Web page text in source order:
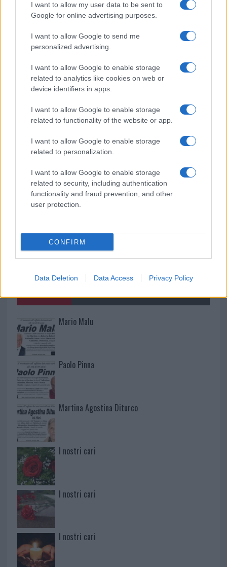
I want to allow my user data to be sent to
Google for online advertising purposes.
I want to allow Google to send me
personalized advertising.
I want to allow Google to enable storage
related to analytics like cookies on web or
device identifiers in apps.
I want to allow Google to enable storage
related to functionality of the website or app.
I want to allow Google to enable storage
related to personalization.
I want to allow Google to enable storage
related to security, including authentication
functionality and fraud prevention, and other
user protection.
CONFIRM
Data Deletion Data Access Privacy Policy
Salmo finisce in ospedale a Catania, ma il tour
va avanti: “Sicilia, ci sono”
Jovanotti, Gabry Ponte e Alfa: Olbia ombelico del
mondo per una notte
Giorgia Meloni a La Maddalena, la vicesindaco:
“Orgoglio e discrezione per visita privata̶…
Incendio nella notte a Olbia, a fuoco due furgoni
Mario Malu
Paolo Pinna
Martina Agostina Diturco
I nostri cari
I nostri cari
I nostri cari